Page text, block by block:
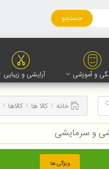
جستجو
و آموزشی آرایشی و زیبایی
خانه کالا ها کالاها
و سرمایشی
ویژگی ها